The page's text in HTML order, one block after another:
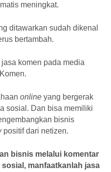
meningkat.
ditawarkan sudah dikenal
bertambah.
komen pada media
online yang bergerak
sosial. Dan bisa memiliki
bisnis
positif dari netizen.
bisnis melalui komentar
manfaatkanlah jasa